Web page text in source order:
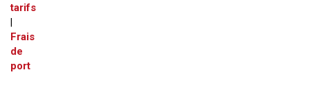
tarifs
Frais
de
port